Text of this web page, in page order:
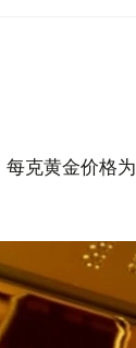
克黄金价格为